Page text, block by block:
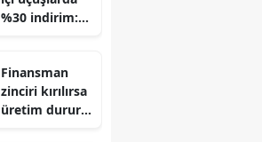
%30 indirim:
Finansman
zinciri kırılırsa
üretim durur: